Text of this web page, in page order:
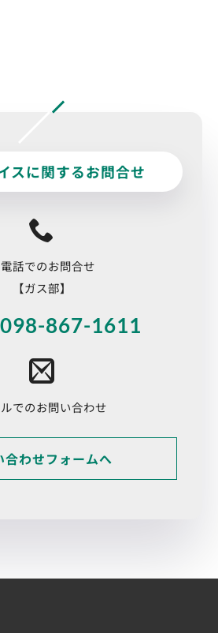
スに関するお問合せ
話でのお問合せ
【ガス部】
867-1611
でのお問い合わせ
合わせフォームへ